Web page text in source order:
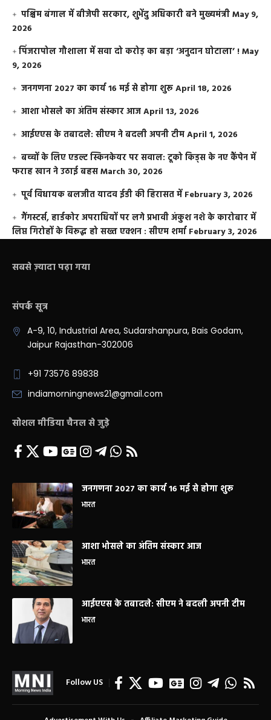
पश्चिम बंगाल में बीजेपी सरकार, शुभेंदु अधिकारी बने मुख्यमंत्रीMay 9,
2026
​पिंजरापोल गौशाला में सवा दो करोड़ का बड़ा ‘अनुदान घोटाला’ !May
9, 2026
जनगणना 2027 का कार्य 16 मई से होगा शुरूApril 18, 2026
आशा भोसले का अंतिम संस्कार आजApril 13, 2026
आईएएस के तबादले: सीएम ने बदली अपनी टीमApril 1, 2026
बच्चों के लिए एडल्ट स्किनकेयर पर सवाल: टूको किड्स के नए कैंपेन में
फराह खान ने उठाई बहसMarch 30, 2026
पूर्व विधायक बलजीत यादव ईडी की हिरासत में February 3, 2026
गैंगस्टर्स, हार्डकोर अपराधियों पर लगे प्रभावी अंकुश नशे के कारोबार में
लिप्त गिरोहों के विरूद्ध हो सख्त एक्शन : सीएम शर्मा February 3, 2026
सबसे ज़्यादा पढ़ा गया
संपर्क सूत्र
A-9, 10, Industrial Area, Sudarshanpura, Bais Godam,
Jaipur Rajasthan-302006
+91 73576 89838
indiamorningnews21@gmail.com
सोशल मीडिया चैनल से जुड़े
जनगणना 2027 का कार्य 16 मई से होगा शुरू
भारत
आशा भोसले का अंतिम संस्कार आज
भारत
आईएएस के तबादले: सीएम ने बदली अपनी टीम
भारत
Follow US